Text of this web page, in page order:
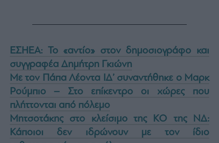
ΕΣΗΕΑ: Το «αντίο» στον δημοσιογράφο και
συγγραφέα Δημήτρη Γκιώνη
Με τον Πάπα Λέοντα ΙΔ’ συναντήθηκε ο Μαρκ
Ρούμπιο – Στο επίκεντρο οι χώρες που
πλήττονται από πόλεμο
Μητσοτάκης στο κλείσιμο της ΚΟ της ΝΔ:
Κάποιοι δεν ιδρώνουν με τον ίδιο